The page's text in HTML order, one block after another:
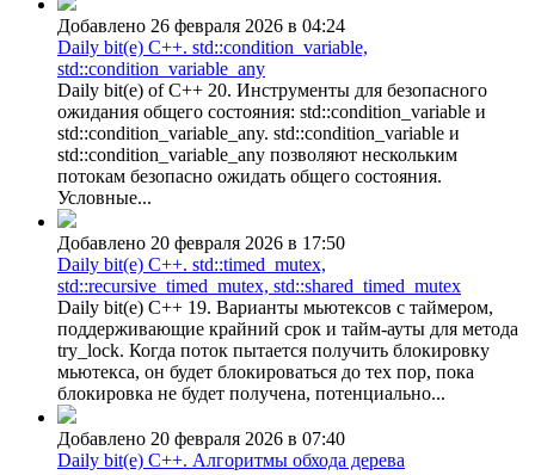
Добавлено 26 февраля 2026 в 04:24
Daily bit(e) C++. std::condition_variable,
std::condition_variable_any
Daily bit(e) of C++ 20. Инструменты для безопасного
ожидания общего состояния: std::condition_variable и
std::condition_variable_any. std::condition_variable и
std::condition_variable_any позволяют нескольким
потокам безопасно ожидать общего состояния.
Условные...
Добавлено 20 февраля 2026 в 17:50
Daily bit(e) C++. std::timed_mutex,
std::recursive_timed_mutex, std::shared_timed_mutex
Daily bit(e) C++ 19. Варианты мьютексов с таймером,
поддерживающие крайний срок и тайм-ауты для метода
try_lock. Когда поток пытается получить блокировку
мьютекса, он будет блокироваться до тех пор, пока
блокировка не будет получена, потенциально...
Добавлено 20 февраля 2026 в 07:40
Daily bit(e) C++. Алгоритмы обхода дерева